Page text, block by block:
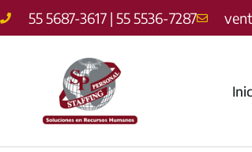
55 5687-3617 | 55 5536-7287